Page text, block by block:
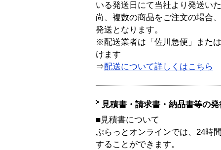
いる発送日にて当社より発送い
尚、複数の商品をご注文の場合
発送となります。
※配送業者は「佐川急便」また
けます
⇒配送について詳しくはこちら
見積書・請求書・納品書等の
■見積書について
ぷらっとオンラインでは、24時
することができます。